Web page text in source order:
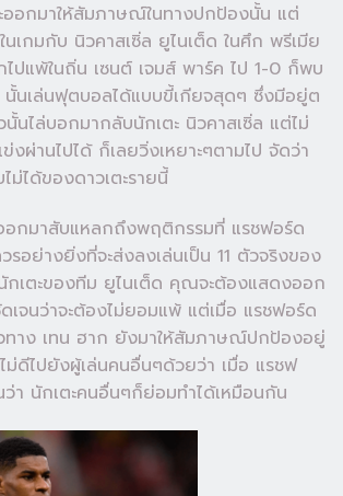
ออกมาให้สัมภาษณ์ในทางปกป้องนั้น แต่
นเกมกับ นิวคาสเซิ่ล ยูไนเต็ด ในศึก พรีเมีย
ปแพ้ในถิ่น เซนต์ เจมส์ พาร์ค ไป 1-0 ก็พบ
นั้นเล่นฟุตบอลได้แบบขี้เกียจสุดๆ ซึ่งมีอยู่ต
นั้นไล่บอกมากลับนักเตะ นิวคาสเซิ่ล แต่ไม่
ผ่านไปได้ ก็เลยวิ่งเหยาะๆตามไป จัดว่า
ม่ได้ของดาวเตะรายนี้
อกมาสับแหลกถึงพฤติกรรมที่ แรชฟอร์ด
รอย่างยิ่งที่จะส่งลงเล่นเป็น 11 ตัวจริงของ
กเตะของทีม ยูไนเต็ด คุณจะต้องแสดงออก
เจนว่าจะต้องไม่ยอมแพ้ แต่เมื่อ แรชฟอร์ด
ทาง เทน ฮาก ยังมาให้สัมภาษณ์ปกป้องอยู่
ไปยังผู้เล่นคนอื่นๆด้วยว่า เมื่อ แรชฟ
ว่า นักเตะคนอื่นๆก็ย่อมทำได้เหมือนกัน